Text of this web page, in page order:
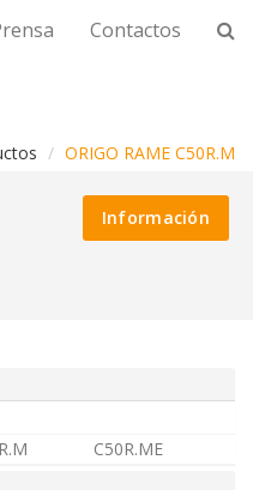
Contactos
ORIGO RAME C50R.M
Información
C50R.ME